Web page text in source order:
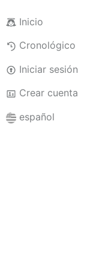
Inicio
Cronológico
Iniciar sesión
Crear cuenta
español